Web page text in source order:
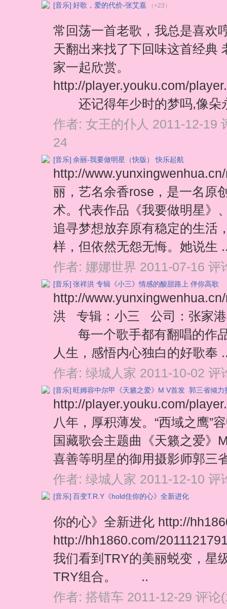
[音乐] 好歌，爱的代价-张艾嘉 （+23）
常回荡一首老歌，我总是喜欢
天翻出来找了下回味这首经典
家一起欣赏。
http://player.youku.com/
还记得年少时的梦吗,像
作者: 女王的仆人 2011-12-19
24
[音乐] 余丽-我要做明星（快版） 快乐起航
http://
丽，艺名余香rose，是一名原
术。代表作品《我要做明星》
追寻梦想放弃原有稳定的生活
样，但依然无怨无悔。她说生
作者: 娜娜世界 2011-07-16 评
[音乐] 张祥洪 专辑《小三》情感的酸甜路上 伴你高歌
http://
洪 专辑：小三 公司：张家港
每一个歌手都有翻唱的作品
人生，感悟内心独白的好歌奉
作者: 绿城人家 2011-10-02 评
[音乐] 旺姆容中尔甲《天籁之爱》M V首发 郭三省倾力
http://player.youku.com/
八年，厚积薄发。“西域之鹰”
国藏歌会主题曲《天籁之爱》
喜善等明星的御用摄影师郭三
作者: 绿城人家 2011-12-10 评
[音乐] 百变T.R.Y《hold住你的心》全新进化
你的心》全新进化 http://
http://hh1860.com/
我们看到TRY的美丽蜕变，星
TRY组合。 ..
作者: 搭错车 2011-12-29 评论